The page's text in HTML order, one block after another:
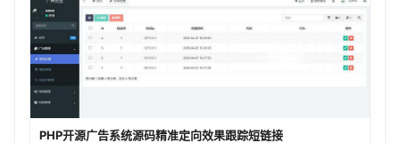
PHP开源广告系统源码精准定向效果跟踪短链接